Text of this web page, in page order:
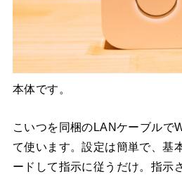
本体です。
こいつを同梱のLANケーブルで
て使います。設定は簡単で、基
ードして指示に従うだけ。指示